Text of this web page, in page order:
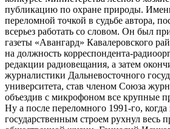
публикацию по охране природы.
переломной точкой в судьбе автора,
всерьез работать со словом. Он был
газеты «Авангард» Кавалеровского
на должность корреспондента-
редакции радиовещания, а затем
журналистики Дальневосточного
университета, став членом Союза
объездив с микрофоном все крупные
Ну а после переломного 1991-го, когда
государственным строем рухнул весь